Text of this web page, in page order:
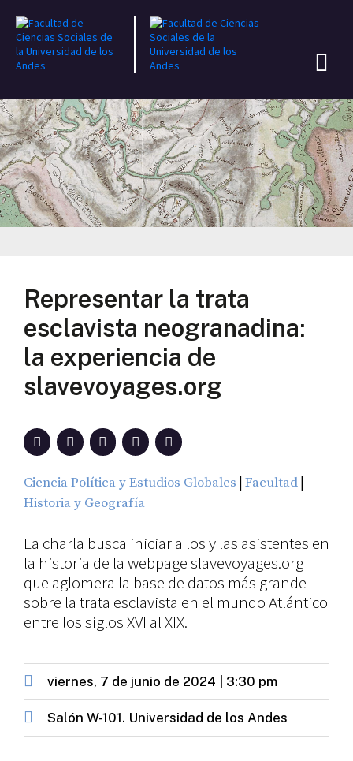
Representar la trata
esclavista neogranadina:
la experiencia de
slavevoyages.org
Ciencia Política y Estudios Globales |Facultad|
Historia y Geografía
La charla busca iniciar a los y las asistentes en
la historia de la webpage slavevoyages.org
que aglomera la base de datos más grande
sobre la trata esclavista en el mundo Atlántico
entre los siglos XVI al XIX.
viernes, 7 de junio de 2024 | 3:30 pm
Salón W-101. Universidad de los Andes